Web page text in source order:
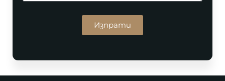
Изпрати